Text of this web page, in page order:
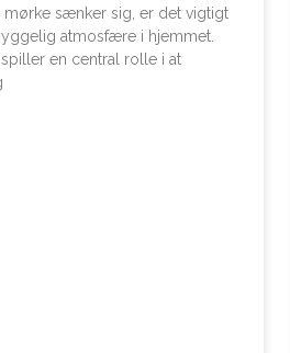
mørke sænker sig, er det vigtigt
atmosfære i hjemmet.
en central rolle i at